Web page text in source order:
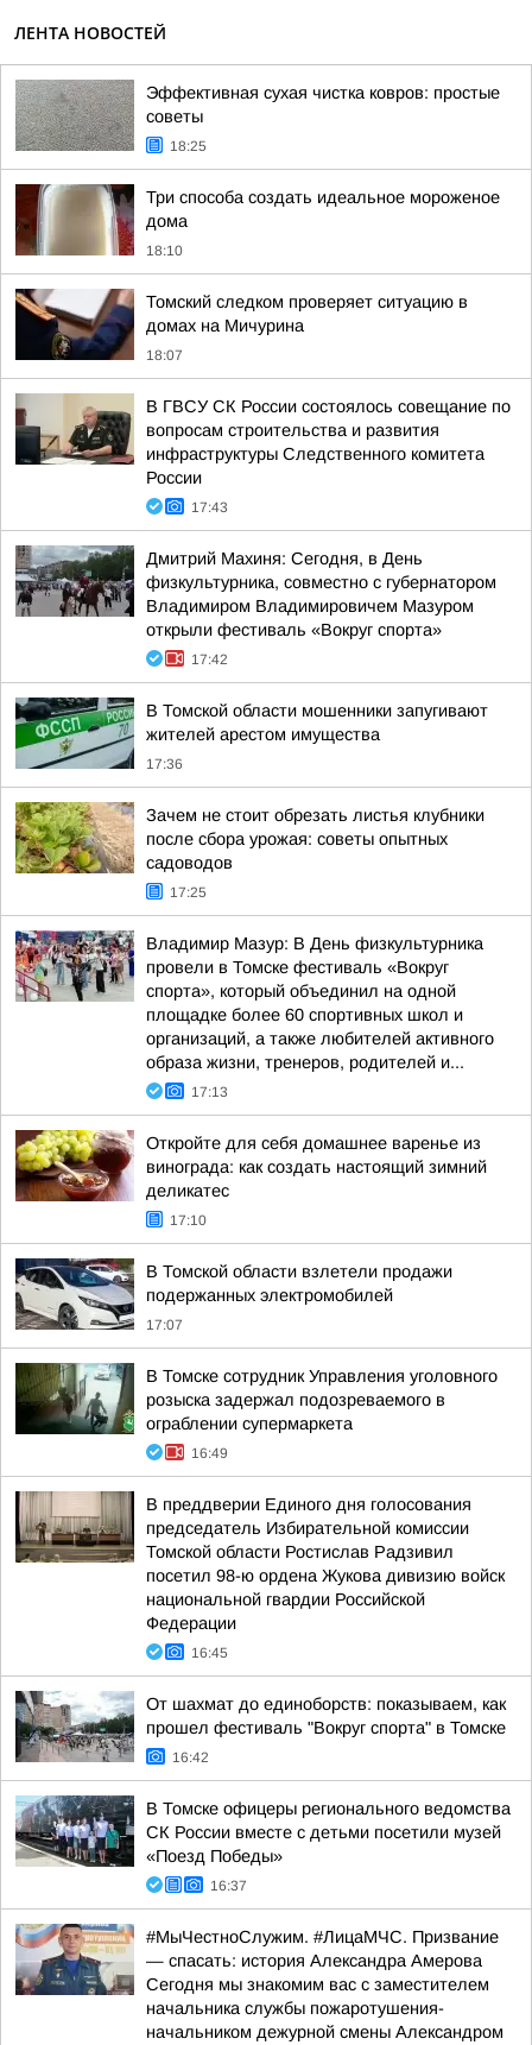
ЛЕНТА НОВОСТЕЙ
Эффективная сухая чистка ковров: простые
советы
18:25
Три способа создать идеальное мороженое
дома
18:10
Томский следком проверяет ситуацию в
домах на Мичурина
18:07
В ГВСУ СК России состоялось совещание по
вопросам строительства и развития
инфраструктуры Следственного комитета
России
17:43
Дмитрий Махиня: Сегодня, в День
физкультурника, совместно с губернатором
Владимиром Владимировичем Мазуром
открыли фестиваль «Вокруг спорта»
17:42
В Томской области мошенники запугивают
жителей арестом имущества
17:36
Зачем не стоит обрезать листья клубники
после сбора урожая: советы опытных
садоводов
17:25
Владимир Мазур: В День физкультурника
провели в Томске фестиваль «Вокруг
спорта», который объединил на одной
площадке более 60 спортивных школ и
организаций, а также любителей активного
образа жизни, тренеров, родителей и...
17:13
Откройте для себя домашнее варенье из
винограда: как создать настоящий зимний
деликатес
17:10
В Томской области взлетели продажи
подержанных электромобилей
17:07
В Томске сотрудник Управления уголовного
розыска задержал подозреваемого в
ограблении супермаркета
16:49
В преддверии Единого дня голосования
председатель Избирательной комиссии
Томской области Ростислав Радзивил
посетил 98-ю ордена Жукова дивизию войск
национальной гвардии Российской
Федерации
16:45
От шахмат до единоборств: показываем, как
прошел фестиваль "Вокруг спорта" в Томске
16:42
В Томске офицеры регионального ведомства
СК России вместе с детьми посетили музей
«Поезд Победы»
16:37
#МыЧестноСлужим. #ЛицаМЧС. Призвание
— спасать: история Александра Амерова
Сегодня мы знакомим вас с заместителем
начальника службы пожаротушения-
начальником дежурной смены Александром